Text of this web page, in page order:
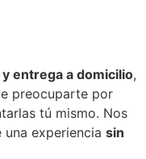
entrega a domicilio,
preocuparte por
tú mismo. Nos
experiencia sin